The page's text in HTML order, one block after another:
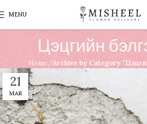
MENU
Цэцгийн
Home Archive by Category
21
MAR